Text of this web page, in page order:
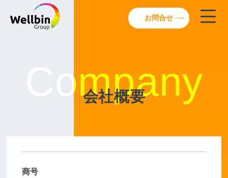
お問合せ
会社概要
Company
商号